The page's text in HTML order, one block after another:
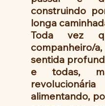
construindo
longa
Toda vez
companheiro/
sentida
e todas,
alimentando,